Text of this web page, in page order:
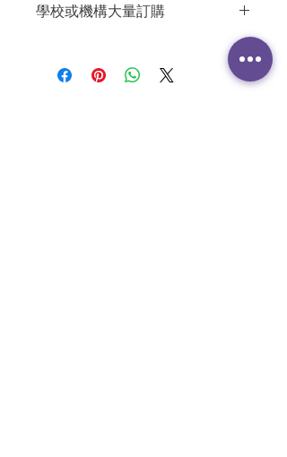
費。
學校或機構大量訂購
如需要訂購 10 盒或以上，可選擇以支
票方式付款，亦可免費索取報價單或蓋
印收據。如有需要，請與 JUST FEEL